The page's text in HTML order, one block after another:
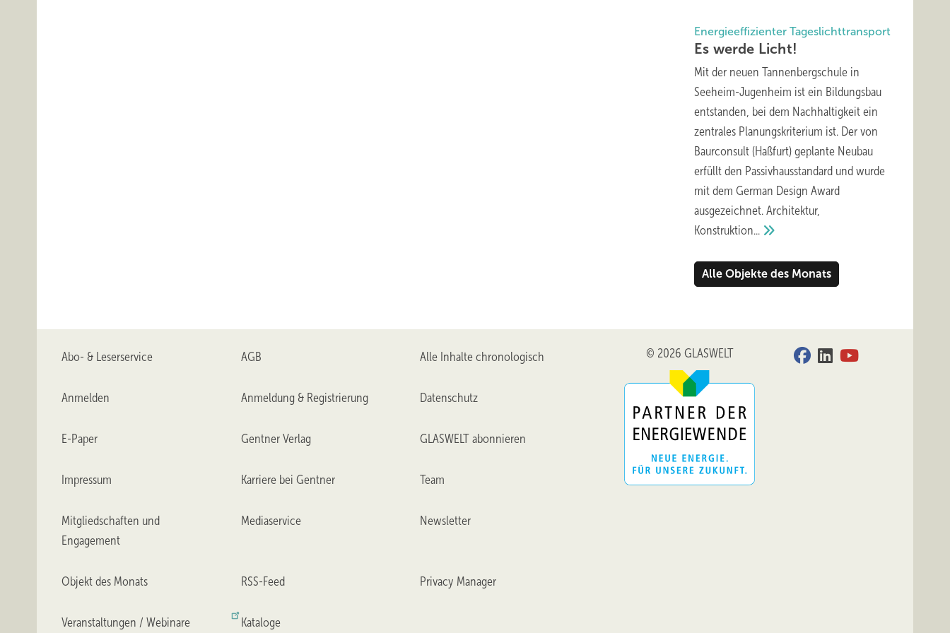
Energieeffizienter Tageslichttransport
Es werde Licht!
Mit der neuen Tannenbergschule in
Seeheim-Jugenheim ist ein Bildungsbau
entstanden, bei dem Nachhaltigkeit ein
zentrales Planungskriterium ist. Der von
Baurconsult (Haßfurt) geplante Neubau
erfüllt den Passivhausstandard und wurde
mit dem German Design Award
ausgezeichnet. Architektur,
Konstruktion...
Alle Objekte des Monats
Abo- & Leserservice AGB Alle Inhalte chronologisch
Anmelden Anmeldung & Registrierung Datenschutz
E-Paper Gentner Verlag GLASWELT abonnieren
Impressum Karriere bei Gentner Team
Mitgliedschaften und
Engagement
Mediaservice Newsletter
Objekt des Monats RSS-Feed Privacy Manager
Veranstaltungen / Webinare Kataloge
© 2026 GLASWELT